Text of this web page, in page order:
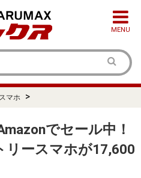
MENU
マホ >
でセール中！
リースマホが17,600